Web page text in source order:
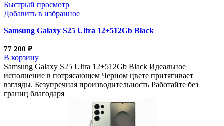
Быстрый просмотр
Добавить в избранное
Samsung Galaxy S25 Ultra 12+512Gb Black
77 200 ₽
В корзину
Samsung Galaxy S25 Ultra 12+512Gb Black Идеальное
исполнение в потрясающем Черном цвете притягивает
взгляды. Безупречная производительность Работайте без
границ благодаря